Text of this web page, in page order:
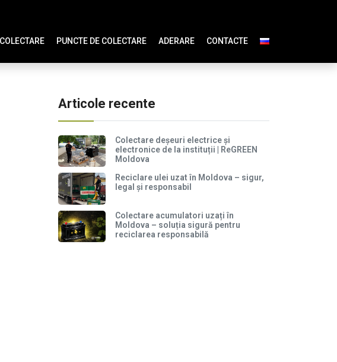
PUNCTE DE COLECTARE ADERARE CONTACTE
Articole recente
Colectare deșeuri electrice și
electronice de la instituții | ReGREEN
Moldova
Reciclare ulei uzat în Moldova – sigur,
legal și responsabil
Colectare acumulatori uzați în
Moldova – soluția sigură pentru
reciclarea responsabilă